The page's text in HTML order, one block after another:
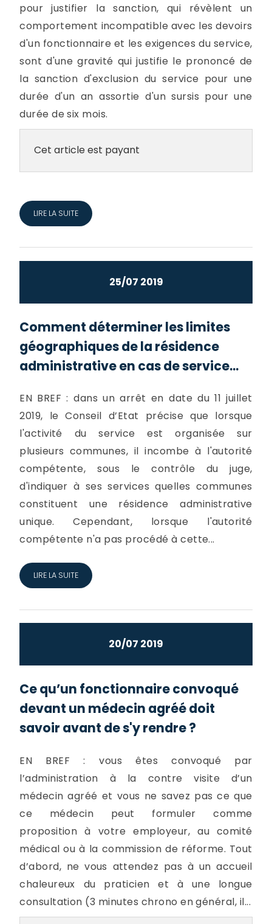
pour justifier la sanction, qui révèlent un
comportement incompatible avec les devoirs
d'un fonctionnaire et les exigences du service,
sont d'une gravité qui justifie le prononcé de
la sanction d'exclusion du service pour une
durée d'un an assortie d'un sursis pour une
durée de six mois.
Cet article est payant
LIRE LA SUITE
25/07 2019
Comment déterminer les limites
géographiques de la résidence
administrative en cas de service...
EN BREF : dans un arrêt en date du 11 juillet
2019, le Conseil d’Etat précise que lorsque
l'activité du service est organisée sur
plusieurs communes, il incombe à l'autorité
compétente, sous le contrôle du juge,
d'indiquer à ses services quelles communes
constituent une résidence administrative
unique. Cependant, lorsque l'autorité
compétente n'a pas procédé à cette...
LIRE LA SUITE
20/07 2019
Ce qu’un fonctionnaire convoqué
devant un médecin agréé doit
savoir avant de s'y rendre ?
EN BREF : vous êtes convoqué par
l’administration à la contre visite d’un
médecin agréé et vous ne savez pas ce que
ce médecin peut formuler comme
proposition à votre employeur, au comité
médical ou à la commission de réforme. Tout
d’abord, ne vous attendez pas à un accueil
chaleureux du praticien et à une longue
consultation (3 minutes chrono en général, il...